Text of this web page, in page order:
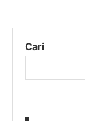
Cari